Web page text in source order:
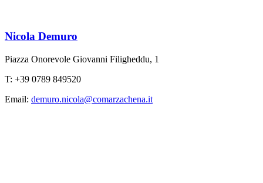
Nicola Demuro
Piazza Onorevole Giovanni Filigheddu, 1
T: +39 0789 849520
Email: demuro.nicola@comarzachena.it